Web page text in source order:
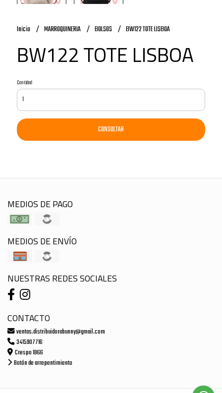
Inicio MARROQUINERIA BOLSOS BW122 TOTE LISBOA
BW122 TOTE LISBOA
Cantidad
CONSULTAR
MEDIOS DE PAGO
MEDIOS DE ENVÍO
NUESTRAS REDES SOCIALES
CONTACTO
ventas.distribuidorabunny@gmail.com
3415907716
Crespo 1866
Botón de arrepentimiento